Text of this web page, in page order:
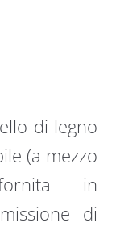
di legno
(a mezzo
in
di